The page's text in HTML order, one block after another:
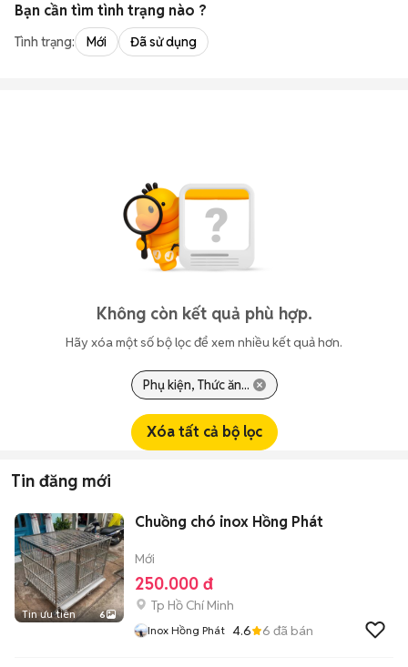
Bạn cần tìm tình trạng nào ?
Tình trạng: Mới Đã sử dụng
Không còn kết quả phù hợp.
Hãy xóa một số bộ lọc để xem nhiều kết quả hơn.
Phụ kiện, Thức ăn...
Xóa tất cả bộ lọc
Tin đăng mới
Tin ưu tiên 6
Chuồng chó inox Hồng Phát
Mới
250.000 đ
Tp Hồ Chí Minh
Inox Hồng Phát 4.6 6 đã bán